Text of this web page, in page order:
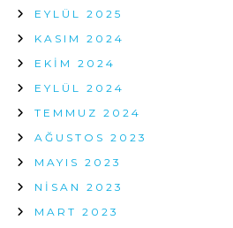
EYLÜL 2025
KASIM 2024
EKIM 2024
EYLÜL 2024
TEMMUZ 2024
AĞUSTOS 2023
MAYIS 2023
NISAN 2023
MART 2023